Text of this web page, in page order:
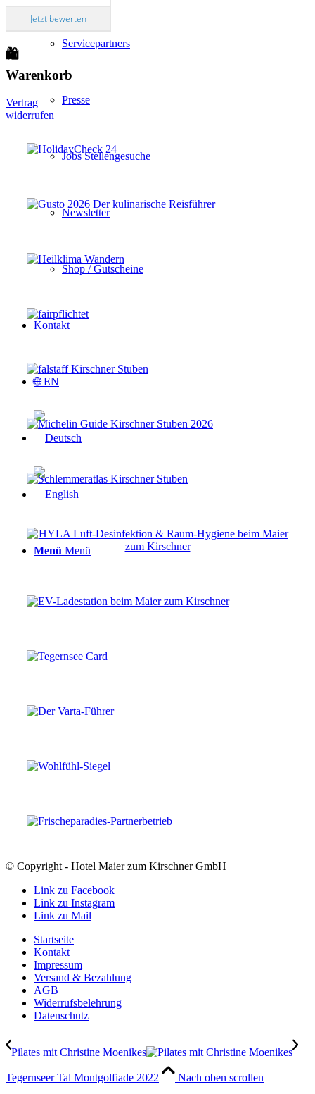
Servicepartners
Presse
Jobs Stellengesuche
Newsletter
Shop / Gutscheine
Kontakt
🌐 EN
Menü Menü
Jetzt bewerten
🛍
Warenkorb
Vertrag
widerrufen
© Copyright - Hotel Maier zum Kirschner GmbH
Link zu Facebook
Link zu Instagram
Link zu Mail
Startseite
Kontakt
Impressum
Versand & Bezahlung
AGB
Widerrufsbelehrung
Datenschutz
Pilates mit Christine Moenikes
Tegernseer Tal Montgolfiade 2022
Nach oben scrollen